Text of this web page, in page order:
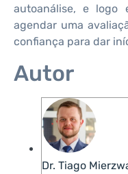
autoanálise, e logo
agendar uma
confiança para dar
Autor
Dr. Tiago